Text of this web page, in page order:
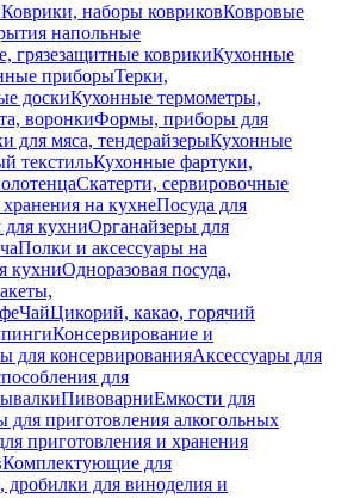
Коврики, наборы ковриковКовровые
напольные
грязезащитные коврикиКухонные
приборыТерки,
доскиКухонные термометры,
воронкиФормы, приборы для
для мяса, тендерайзерыКухонные
текстильКухонные фартуки,
Скатерти, сервировочные
на кухнеПосуда для
кухниОрганайзеры для
Полки и аксессуары на
кухниОдноразовая посуда,
ЧайЦикорий, какао, горячий
Консервирование и
для консервированияАксессуары для
для
ПивоварниЕмкости для
для приготовления алкогольных
приготовления и хранения
Комплектующие для
дробилки для виноделия и